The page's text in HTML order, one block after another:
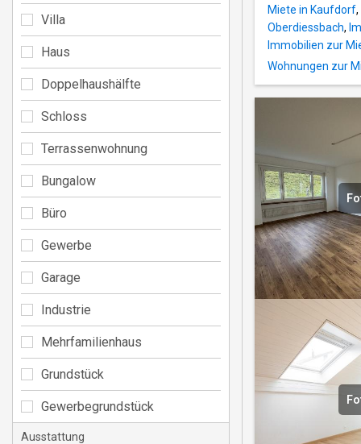
Miete in Kaufdorf,
Oberdiessbach,
Immobilien zur
Wohnungen zur
Villa
Haus
Doppelhaushälfte
Schloss
Terrassenwohnung
Bungalow
Büro
Gewerbe
Garage
Industrie
Mehrfamilienhaus
Grundstück
Gewerbegrundstück
Ausstattung